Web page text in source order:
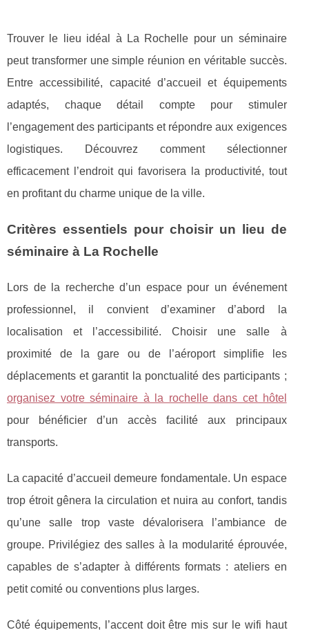
Trouver le lieu idéal à La Rochelle pour un séminaire
peut transformer une simple réunion en véritable succès.
Entre accessibilité, capacité d’accueil et équipements
adaptés, chaque détail compte pour stimuler
l’engagement des participants et répondre aux exigences
logistiques. Découvrez comment sélectionner
efficacement l’endroit qui favorisera la productivité, tout
en profitant du charme unique de la ville.
Critères essentiels pour choisir un lieu de
séminaire à La Rochelle
Lors de la recherche d’un espace pour un événement
professionnel, il convient d’examiner d’abord la
localisation et l’accessibilité. Choisir une salle à
proximité de la gare ou de l’aéroport simplifie les
déplacements et garantit la ponctualité des participants ;
organisez votre séminaire à la rochelle dans cet hôtel
pour bénéficier d’un accès facilité aux principaux
transports.
La capacité d’accueil demeure fondamentale. Un espace
trop étroit gênera la circulation et nuira au confort, tandis
qu’une salle trop vaste dévalorisera l’ambiance de
groupe. Privilégiez des salles à la modularité éprouvée,
capables de s’adapter à différents formats : ateliers en
petit comité ou conventions plus larges.
Côté équipements, l’accent doit être mis sur le wifi haut